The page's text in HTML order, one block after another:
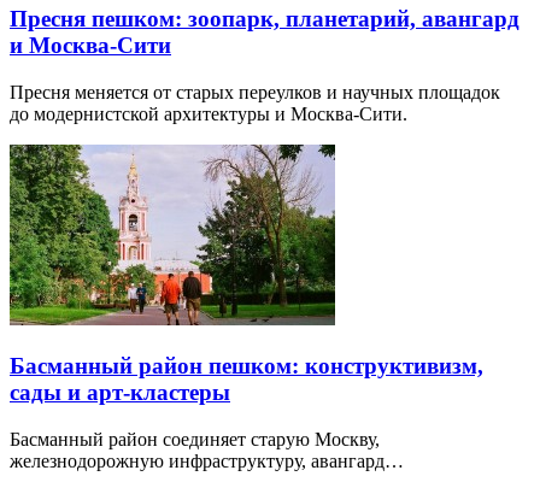
Пресня пешком: зоопарк, планетарий, авангард
и Москва-Сити
Пресня меняется от старых переулков и научных площадок
до модернистской архитектуры и Москва-Сити.
Басманный район пешком: конструктивизм,
сады и арт-кластеры
Басманный район соединяет старую Москву,
железнодорожную инфраструктуру, авангард…